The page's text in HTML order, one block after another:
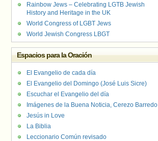
Rainbow Jews – Celebrating LGTB Jewish
History and Heritage in the UK
World Congress of LGBT Jews
World Jewish Congress LBGT
Espacios para la Oración
El Evangelio de cada día
El Evangelio del Domingo (José Luis Sicre)
Escuchar el Evangelio del día
Imágenes de la Buena Noticia, Cerezo Barredo
Jesús in Love
La Biblia
Leccionario Común revisado